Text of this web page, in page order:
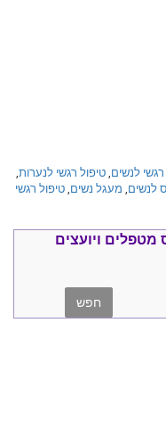
רגשי לנשים, טיפול רגשי לנערות,
לנשים, מעגל נשים, טיפול רגשי
מטפלים ויועצים